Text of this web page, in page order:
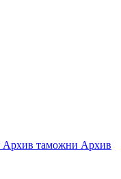
Архив таможни Архив